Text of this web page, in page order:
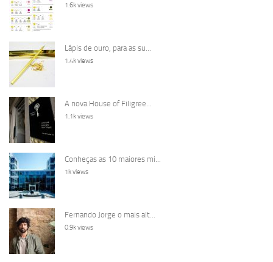
1.6k views
Lápis de ouro, para as su...
1.4k views
A nova House of Filigree...
1.1k views
Conheças as 10 maiores mi...
1k views
Fernando Jorge o mais alt...
0.9k views